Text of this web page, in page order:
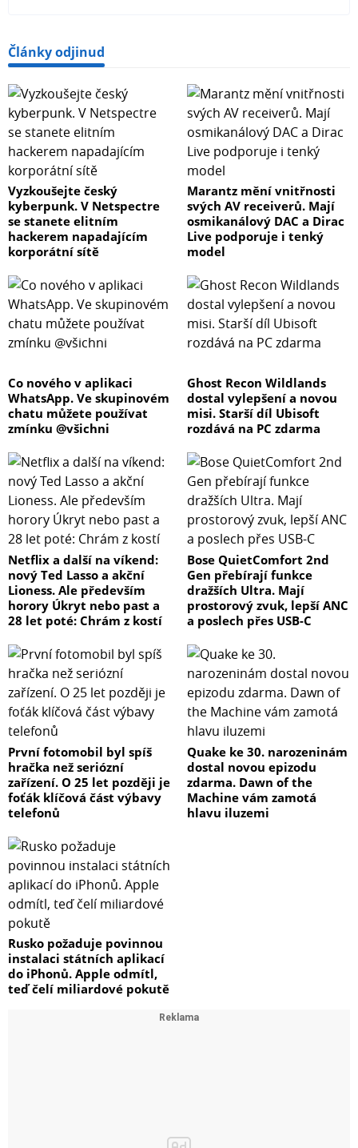
Články odjinud
Vyzkoušejte český
kyberpunk. V Netspectre
se stanete elitním
hackerem napadajícím
korporátní sítě
Marantz mění vnitřnosti
svých AV receiverů. Mají
osmikanálový DAC a Dirac
Live podporuje i tenký
model
Co nového v aplikaci
WhatsApp. Ve skupinovém
chatu můžete používat
zmínku @všichni
Ghost Recon Wildlands
dostal vylepšení a novou
misi. Starší díl Ubisoft
rozdává na PC zdarma
Netflix a další na víkend:
nový Ted Lasso a akční
Lioness. Ale především
horory Úkryt nebo past a
28 let poté: Chrám z kostí
Bose QuietComfort 2nd
Gen přebírají funkce
dražších Ultra. Mají
prostorový zvuk, lepší ANC
a poslech přes USB-C
První fotomobil byl spíš
hračka než seriózní
zařízení. O 25 let později je
foťák klíčová část výbavy
telefonů
Quake ke 30. narozeninám
dostal novou epizodu
zdarma. Dawn of the
Machine vám zamotá
hlavu iluzemi
Rusko požaduje povinnou
instalaci státních aplikací
do iPhonů. Apple odmítl,
teď čelí miliardové pokutě